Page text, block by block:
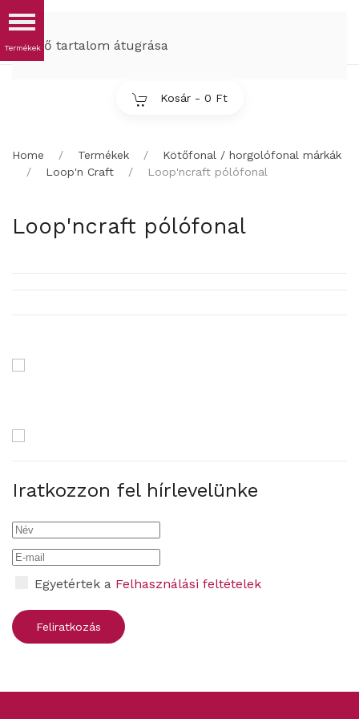
Fő tartalom átugrása
Kosár - 0 Ft
Iratkozzon fel hírlevelünke
Egyetértek a Felhasználási feltételek
Home Termékek
Kötőfonal / horgolófonal márkák
Loop'n Craft
Loop'ncraft pólófonal
Loop'ncraft pólófonal